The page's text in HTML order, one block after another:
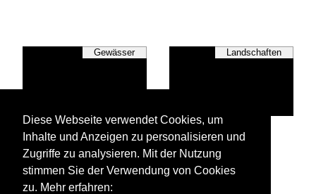
Gewässer Landschaften
Städte/Orte
Diese Webseite verwendet Cookies, um
Inhalte und Anzeigen zu personalisieren und
Zugriffe zu analysieren. Mit der Nutzung
stimmen Sie der Verwendung von Cookies
zu. Mehr erfahren: